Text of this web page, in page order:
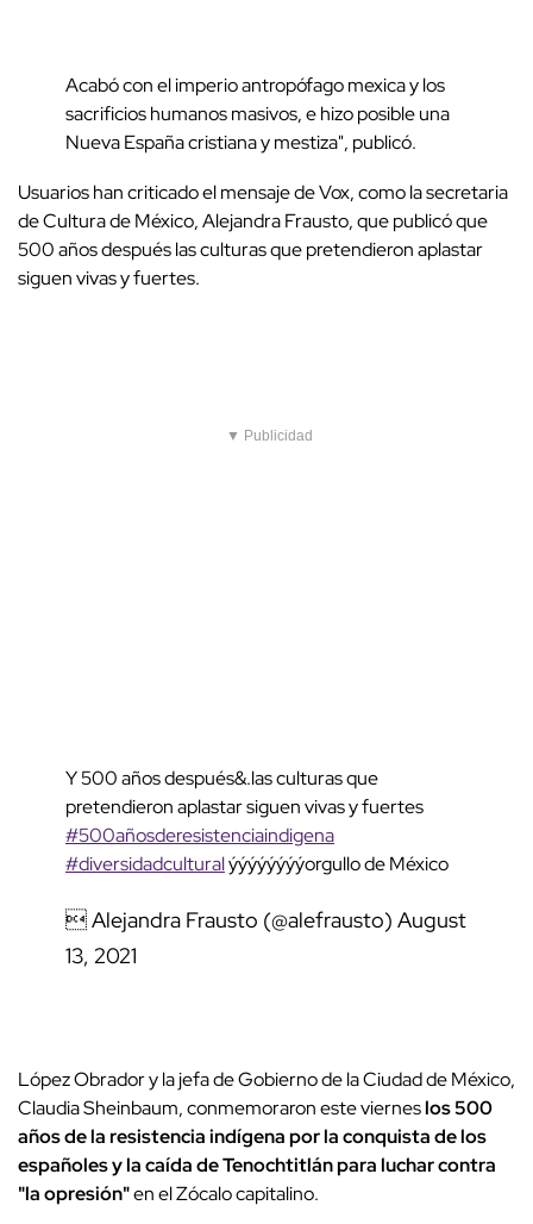
Acabó con el imperio antropófago mexica y los
sacrificios humanos masivos, e hizo posible una
Nueva España cristiana y mestiza", publicó.
Usuarios han criticado el mensaje de Vox, como la secretaria
de Cultura de México, Alejandra Frausto, que publicó que
500 años después las culturas que pretendieron aplastar
siguen vivas y fuertes.
▼ Publicidad
Y 500 años después&.las culturas que
pretendieron aplastar siguen vivas y fuertes
#500añosderesistenciaindigena
#diversidadculturalýýýýýýýýorgullo de México
 Alejandra Frausto (@alefrausto) August
13, 2021
López Obrador y la jefa de Gobierno de la Ciudad de México,
Claudia Sheinbaum, conmemoraron este vierneslos 500
años de la resistencia indígena por la conquista de los
españoles y la caída de Tenochtitlán para luchar contra
"la opresión"en el Zócalo capitalino.